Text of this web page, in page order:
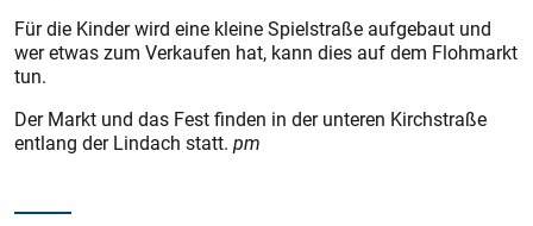
Für die Kinder wird eine kleine Spielstraße aufgebaut und
wer etwas zum Verkaufen hat, kann dies auf dem Flohmarkt
tun.
Der Markt und das Fest finden in der unteren Kirchstraße
entlang der Lindach statt. pm